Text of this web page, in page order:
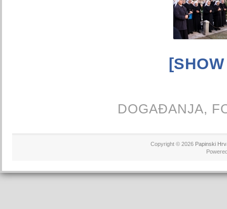
DOGAĐANJA,
Copyright © 2026 Papinski